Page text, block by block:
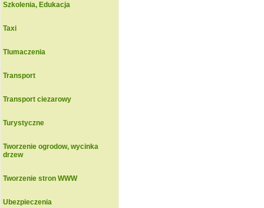
Szkolenia, Edukacja
Taxi
Tlumaczenia
Transport
Transport ciezarowy
Turystyczne
Tworzenie ogrodow, wycinka
drzew
Tworzenie stron WWW
Ubezpieczenia